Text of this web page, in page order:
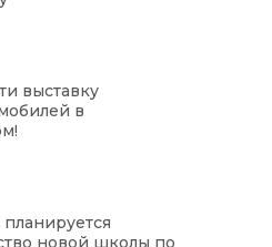
выставку
в
новой школы по